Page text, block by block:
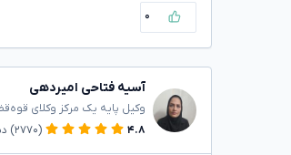
۰
آسیه فتاحی امیردهی
وکیل پایه یک مرکز وکلای
۴.۸
(۲۷۷۰)